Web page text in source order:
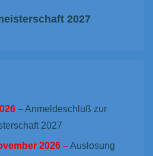
2027
–Anmeldeschluß zur
2027
2026 –Auslosung